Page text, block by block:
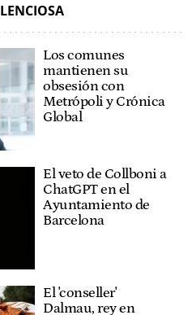
Los comunes
mantienen su
obsesión con
Metrópoli y Crónica
Global
El veto de Collboni a
ChatGPT en el
Ayuntamiento de
Barcelona
El 'conseller'
Dalmau, rey en